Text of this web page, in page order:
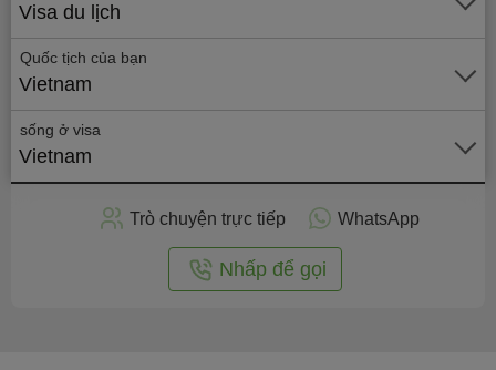
Visa du lịch
Quốc tịch của bạn
Vietnam
sống ở visa
Vietnam
Gửi
hồ
Trò chuyện trực tiếp WhatsApp
Nhấp để gọi